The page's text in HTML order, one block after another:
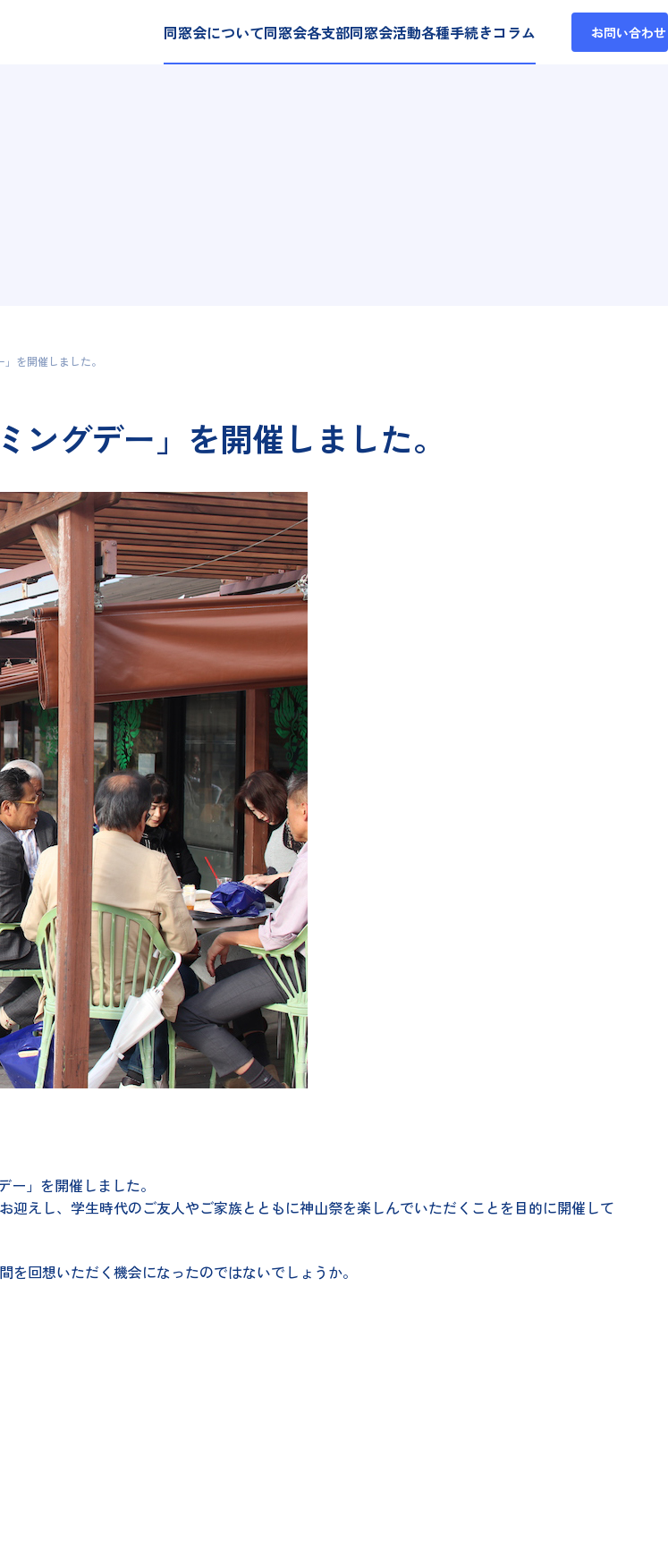
同窓会について同窓会各支部同窓会活動各種手続きコラム お問い合わせ
を開催しました。
グデー」を開催しました。
」を開催しました。
えし、学生時代のご友人やご家族とともに神山祭を楽しんでいただくことを目的に開催して
回想いただく機会になったのではないでしょうか。